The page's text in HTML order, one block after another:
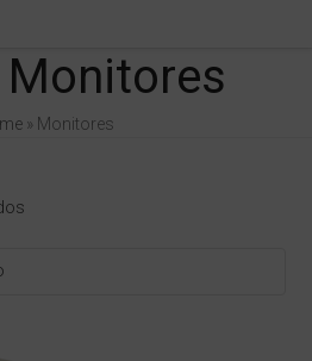
Monitores
» Monitores